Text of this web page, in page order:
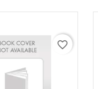
favorite_border